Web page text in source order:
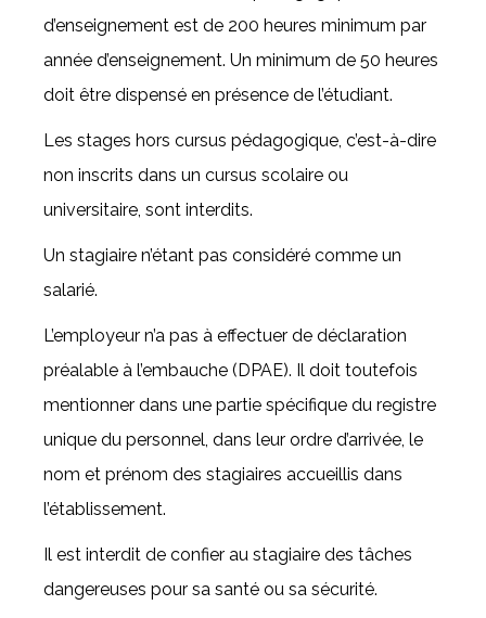
d’enseignement est de 200 heures minimum par
année d’enseignement. Un minimum de 50 heures
doit être dispensé en présence de l’étudiant.
Les stages hors cursus pédagogique, c’est-à-dire
non inscrits dans un cursus scolaire ou
universitaire, sont interdits.
Un stagiaire n’étant pas considéré comme un
salarié.
L’employeur n’a pas à effectuer de déclaration
préalable à l’embauche (DPAE). Il doit toutefois
mentionner dans une partie spécifique du registre
unique du personnel, dans leur ordre d’arrivée, le
nom et prénom des stagiaires accueillis dans
l’établissement.
Il est interdit de confier au stagiaire des tâches
dangereuses pour sa santé ou sa sécurité.